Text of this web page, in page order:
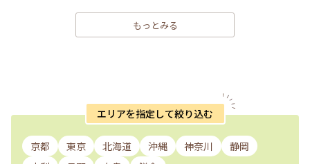
もっとみる
エリアを指定して絞り込む
京都 東京 北海道 沖縄 神奈川
静岡